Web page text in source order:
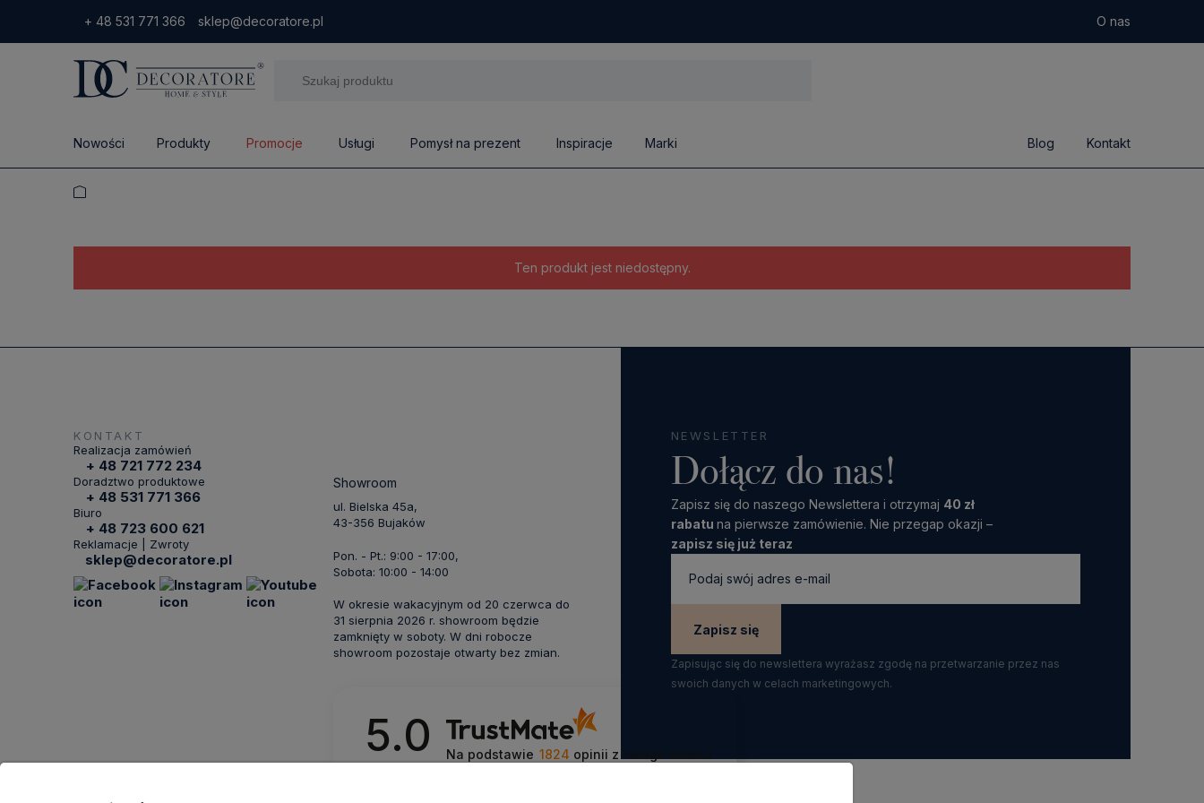
+ 48 531 771 366 sklep@decoratore.pl O nas
Nowości Produkty Promocje Usługi Pomysł na prezent Inspiracje Marki Blog Kontakt
Ten produkt jest niedostępny.
NEWSLETTER
Dołącz do nas!
Zapisz się do naszego Newslettera i otrzymaj 40 zł
rabatu na pierwsze zamówienie. Nie przegap okazji –
zapisz się już teraz
Zapisz się
Zapisując się do newslettera wyrażasz zgodę na przetwarzanie przez nas
swoich danych w celach marketingowych.
KONTAKT
Realizacja zamówień
+ 48 721 772 234
Doradztwo produktowe
+ 48 531 771 366
Biuro
+ 48 723 600 621
Reklamacje | Zwroty
sklep@decoratore.pl
Showroom
ul. Bielska 45a,
43-356 Bujaków
Pon. - Pt.: 9:00 - 17:00,
Sobota: 10:00 - 14:00
W okresie wakacyjnym od 20 czerwca do
31 sierpnia 2026 r. showroom będzie
zamknięty w soboty. W dni robocze
showroom pozostaje otwarty bez zmian.
5.0 Na podstawie 1824 opinii z całego okresu